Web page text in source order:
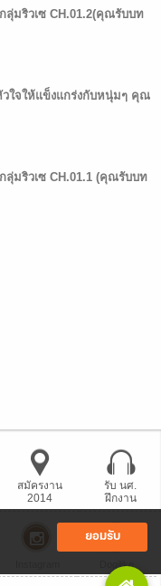
ยอมรับ
ลุ่มริวเซ CH.01.2(คุณรับบท
วใจให้แข็งแกร่งกับหนุ่มๆ คุณ
ลุ่มริวเซ CH.01.1 (คุณรับบท
สมัครงาน
2014
รับ นศ.
ฝึกงาน
Dogilike